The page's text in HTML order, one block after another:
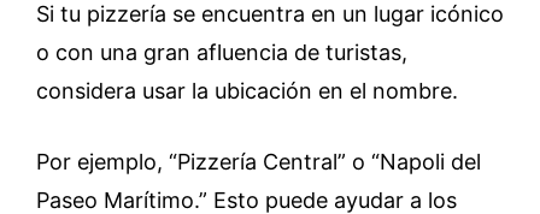
Si tu pizzería se encuentra en un lugar icónico
o con una gran afluencia de turistas,
considera usar la ubicación en el nombre.
Por ejemplo, “Pizzería Central” o “Napoli del
Paseo Marítimo.” Esto puede ayudar a los